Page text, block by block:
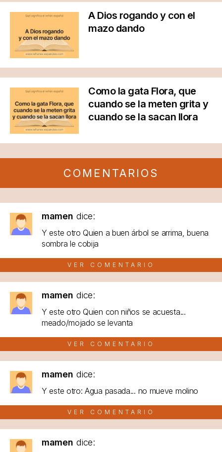
A Dios rogando y con el
mazo dando
Como la gata Flora, que
cuando se la meten grita y
cuando se la sacan llora
COMENTARIOS
mamen dice:
Y este otro Quien a buen árbol se arrima, buena
sombra le cobija
VER COMENTARIO
mamen dice:
Y este otro Quien con niños se acuesta...
meado/mojado se levanta
VER COMENTARIO
mamen dice:
Y este otro: Agua pasada... no mueve molino
VER COMENTARIO
mamen dice: